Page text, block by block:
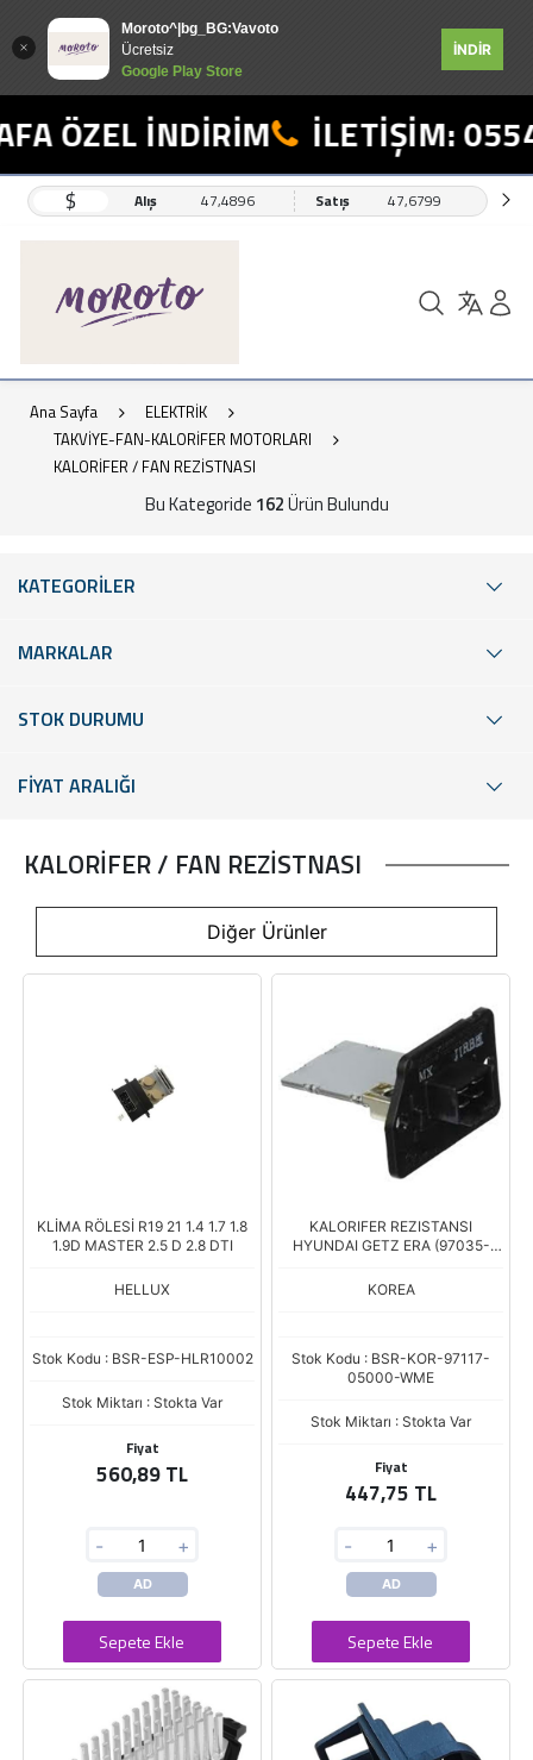
Moroto^|bg_BG:Vavoto
Ücretsiz
Google Play Store
İNDİR
İNDİRİM İLETİŞİM: 0554 498
$ Alış 47,4896 Satış 47,6799
Ana Sayfa
ELEKTRİK
TAKVİYE-FAN-KALORİFER MOTORLARI
KALORİFER / FAN REZİSTNASI
Bu Kategoride 162Ürün Bulundu
KATEGORİLER
MARKALAR
STOK DURUMU
FİYAT ARALIĞI
KALORİFER / FAN REZİSTNASI
Diğer Ürünler
KLİMA RÖLESİ R19 21 1.4 1.7 1.8
1.9D MASTER 2.5 D 2.8 DTI
HELLUX
Stok Kodu : BSR-ESP-HLR10002
Stok Miktarı : Stokta Var
Fiyat
560,89 TL
- +
AD
Sepete Ekle
KALORIFER REZISTANSI
HYUNDAI GETZ ERA (97035-
KOREA
Stok Kodu : BSR-KOR-97117-
05000-WME
Stok Miktarı : Stokta Var
Fiyat
447,75 TL
- +
AD
Sepete Ekle